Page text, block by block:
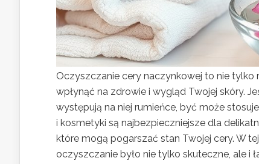
Oczyszczanie cery naczynkowej to nie
wpłynąć na zdrowie i wygląd Twojej skóry.
występują na niej rumieńce, być może
i kosmetyki są najbezpieczniejsze dla
które mogą pogarszać stan Twojej cery. W
oczyszczanie było nie tylko skuteczne, ale i